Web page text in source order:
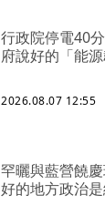
行政院停電40
府說好的「能
2026.08.07 12:55
罕曬與藍營饒
好的地方政治